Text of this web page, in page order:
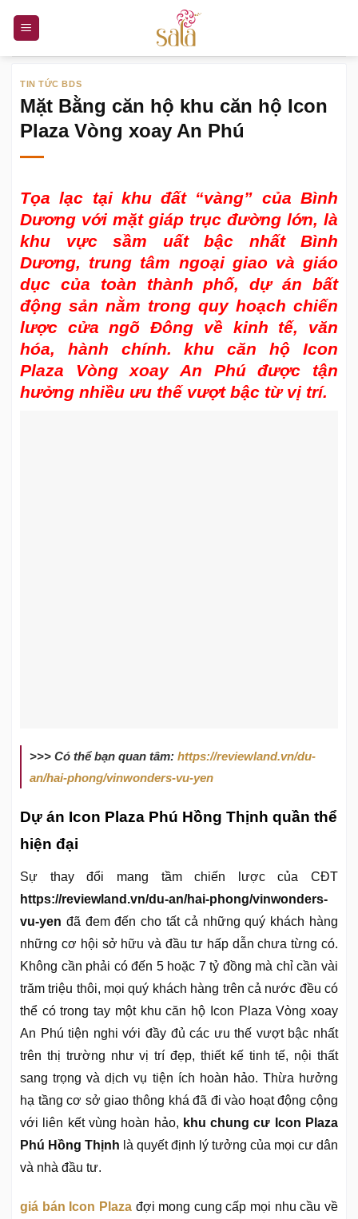
nội
TIN TỨC BDS
Mặt Bằng căn hộ khu căn hộ Icon
Plaza Vòng xoay An Phú
Tọa lạc tại khu đất “vàng” của Bình
Dương với mặt giáp trục đường lớn, là
khu vực sầm uất bậc nhất Bình
Dương, trung tâm ngoại giao và giáo
dục của toàn thành phố, dự án bất
động sản nằm trong quy hoạch chiến
lược cửa ngõ Đông về kinh tế, văn
hóa, hành chính. khu căn hộ Icon
Plaza Vòng xoay An Phú được tận
hưởng nhiều ưu thế vượt bậc từ vị trí.
>>> Có thể bạn quan tâm: https://reviewland.vn/du-
an/hai-phong/vinwonders-vu-yen
Dự án Icon Plaza Phú Hồng Thịnh quần thể
hiện đại
Sự thay đổi mang tầm chiến lược của CĐT
https://reviewland.vn/du-an/hai-phong/vinwonders-
vu-yen đã đem đến cho tất cả những quý khách hàng
những cơ hội sở hữu và đầu tư hấp dẫn chưa từng có.
Không cần phải có đến 5 hoặc 7 tỷ đồng mà chỉ cần vài
trăm triệu thôi, mọi quý khách hàng trên cả nước đều có
thể có trong tay một khu căn hộ Icon Plaza Vòng xoay
An Phú tiện nghi với đầy đủ các ưu thế vượt bậc nhất
trên thị trường như vị trí đẹp, thiết kế tinh tế, nội thất
sang trọng và dịch vụ tiện ích hoàn hảo. Thừa hưởng
hạ tầng cơ sở giao thông khá đã đi vào hoạt động cộng
với liên kết vùng hoàn hảo, khu chung cư Icon Plaza
Phú Hồng Thịnh là quyết định lý tưởng của mọi cư dân
và nhà đầu tư.
giá bán Icon Plazađợi mong cung cấp mọi nhu cầu về